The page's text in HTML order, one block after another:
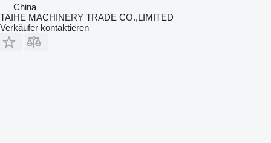
China
TAIHE MACHINERY TRADE CO.,LIMITED
Verkäufer kontaktieren